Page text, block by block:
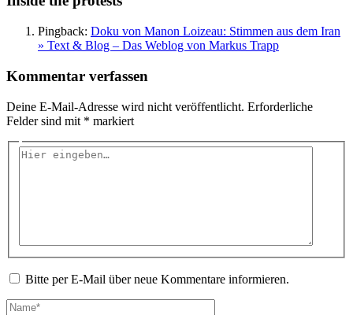
Pingback: Doku von Manon Loizeau: Stimmen aus dem Iran
» Text & Blog – Das Weblog von Markus Trapp
Kommentar verfassen
Deine E-Mail-Adresse wird nicht veröffentlicht. Erforderliche
Felder sind mit * markiert
Hier
Bitte per E-Mail über neue Kommentare informieren.
Name*